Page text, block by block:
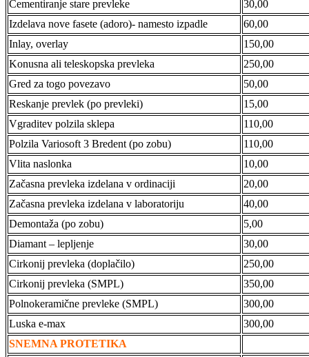
Cementiranje stare prevleke
30,00
Izdelava nove fasete (adoro)- namesto izpadle
60,00
Inlay, overlay
150,00
Konusna ali teleskopska prevleka
250,00
Gred za togo povezavo
50,00
Reskanje prevlek (po prevleki)
15,00
Vgraditev polzila sklepa
110,00
Polzila Variosoft 3 Bredent (po zobu)
110,00
Vlita naslonka
10,00
Začasna prevleka izdelana v ordinaciji
20,00
Začasna prevleka izdelana v laboratoriju
40,00
Demontaža (po zobu)
5,00
Diamant – lepljenje
30,00
Cirkonij prevleka (doplačilo)
250,00
Cirkonij prevleka (SMPL)
350,00
Polnokeramične prevleke (SMPL)
300,00
Luska e-max
300,00
SNEMNA PROTETIKA